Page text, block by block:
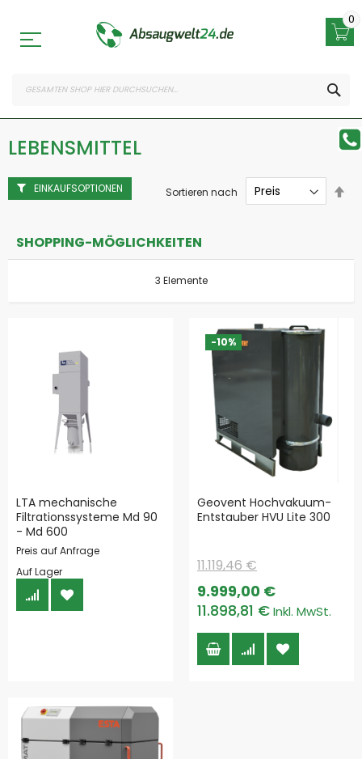
0
LEBENSMITTEL
3 Elemente
Sortieren nach
LTA mechanische
Filtrationssysteme Md 90
- Md 600
Preis auf Anfrage
Auf Lager
-10%
Geovent Hochvakuum-
Entstauber HVU Lite 300
Special
Price
11.898,81 €
9.999,00 €
11.119,46 €
EINKAUFSOPTIONEN
SHOPPING-MÖGLICHKEITEN